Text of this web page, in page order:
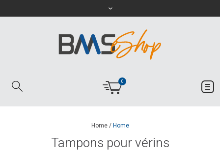
0
Home/Home
Tampons pour vérins